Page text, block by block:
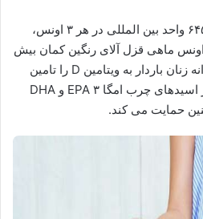
قزل آلای رنگین کمان (۶۴۵ واحد بین المللی در هر ۳ اونس،
پخته شده). یک وعده ۳ اونس ماهی قزل آلای رنگین کمان بیش
از ۱۰۰ درصد از نیاز روزانه زنان باردار به ویتامین D را تامین
می‌کند. همچنین مملو از اسیدهای چرب امگا ۳ EPA و DHA
حمایت می کند.